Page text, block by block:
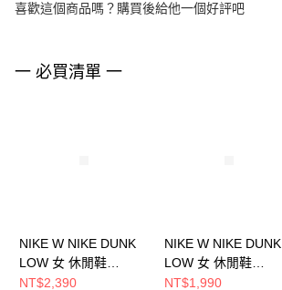
喜歡這個商品嗎？購買後給他一個好評吧
一 必買清單 一
NIKE W NIKE DUNK
LOW 女 休閒鞋
DD1503103
NT$2,390
NIKE W NIKE DUNK
LOW 女 休閒鞋
HV0842133
NT$1,990